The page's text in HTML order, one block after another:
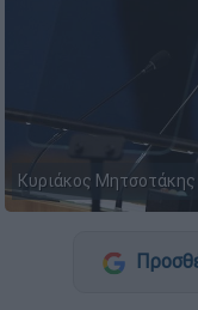
Κυριάκος Μητσοτάκης